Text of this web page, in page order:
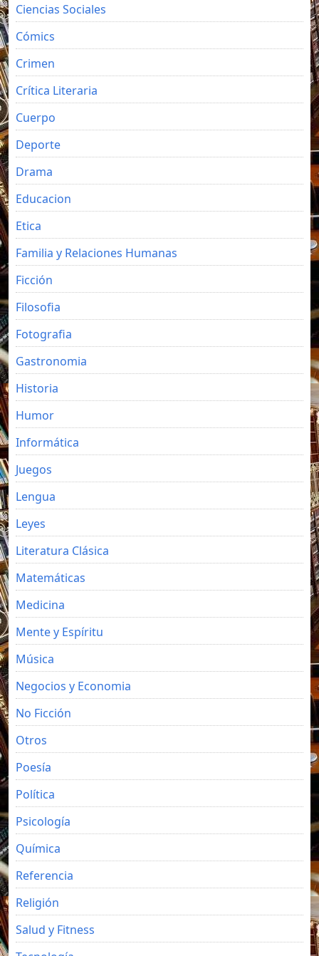
Ciencias Sociales
Cómics
Crimen
Crítica Literaria
Cuerpo
Deporte
Drama
Educacion
Etica
Familia y Relaciones Humanas
Ficción
Filosofia
Fotografia
Gastronomia
Historia
Humor
Informática
Juegos
Lengua
Leyes
Literatura Clásica
Matemáticas
Medicina
Mente y Espíritu
Música
Negocios y Economia
No Ficción
Otros
Poesía
Política
Psicología
Química
Referencia
Religión
Salud y Fitness